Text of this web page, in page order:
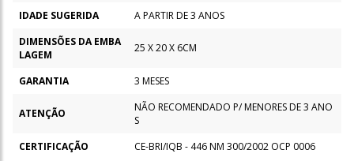
IDADE SUGERIDA
A PARTIR DE 3 ANOS
DIMENSÕES DA EMBA
LAGEM
25 X 20 X 6CM
GARANTIA 3 MESES
ATENÇÃO
NÃO RECOMENDADO P/ MENORES DE 3 ANO
S
CERTIFICAÇÃO
CE-BRI/IQB - 446 NM 300/2002 OCP 0006